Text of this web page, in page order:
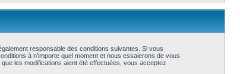
responsable des conditions suivantes. Si vous
à n’importe quel moment et nous essaierons de vous
les modifications aient été effectuées, vous acceptez